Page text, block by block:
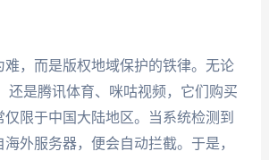
难，而是版权地域保护的铁律。无论
还是腾讯体育、咪咕视频，它们购买
限于中国大陆地区。当系统检测到
外服务器，便会自动拦截。于是，